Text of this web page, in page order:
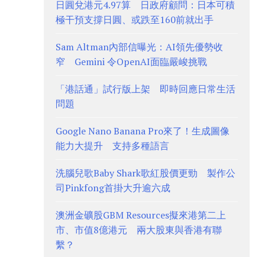
日圓兌港元4.97算 日政府顧問：日本可積
極干預支撐日圓、或跌至160前就出手
Sam Altman內部信曝光：AI領先優勢收
窄 Gemini 令OpenAI面臨嚴峻挑戰
「港話通」試行版上架 即時回應日常生活
問題
Google Nano Banana Pro來了！生成圖像
能力大提升 支持多種語言
洗腦兒歌Baby Shark歌紅股價更勁 製作公
司Pinkfong首掛大升逾六成
澳洲金礦股GBM Resources擬來港第二上
市、市值8億港元 兩大股東與香港有聯
繫？